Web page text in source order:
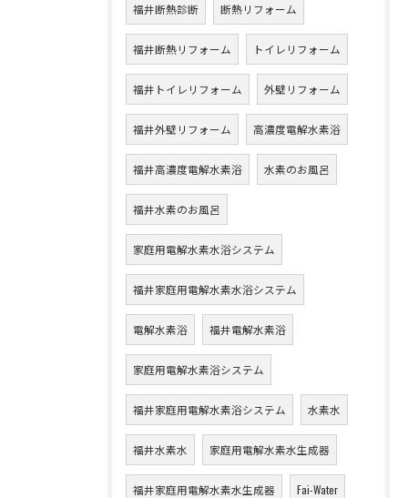
福井断熱診断 断熱リフォーム
福井断熱リフォーム トイレリフォーム
福井トイレリフォーム 外壁リフォーム
福井外壁リフォーム 高濃度電解水素浴
福井高濃度電解水素浴 水素のお風呂
福井水素のお風呂
家庭用電解水素水浴システム
福井家庭用電解水素水浴システム
電解水素浴 福井電解水素浴
家庭用電解水素浴システム
福井家庭用電解水素浴システム 水素水
福井水素水 家庭用電解水素水生成器
福井家庭用電解水素水生成器 Fai-Water